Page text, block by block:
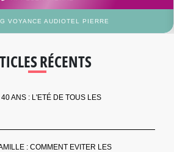
VOYANCE AUDIOTEL PIERRE
RÉCENTS
ANS : L'ETÉ DE TOUS LES
: COMMENT EVITER LES